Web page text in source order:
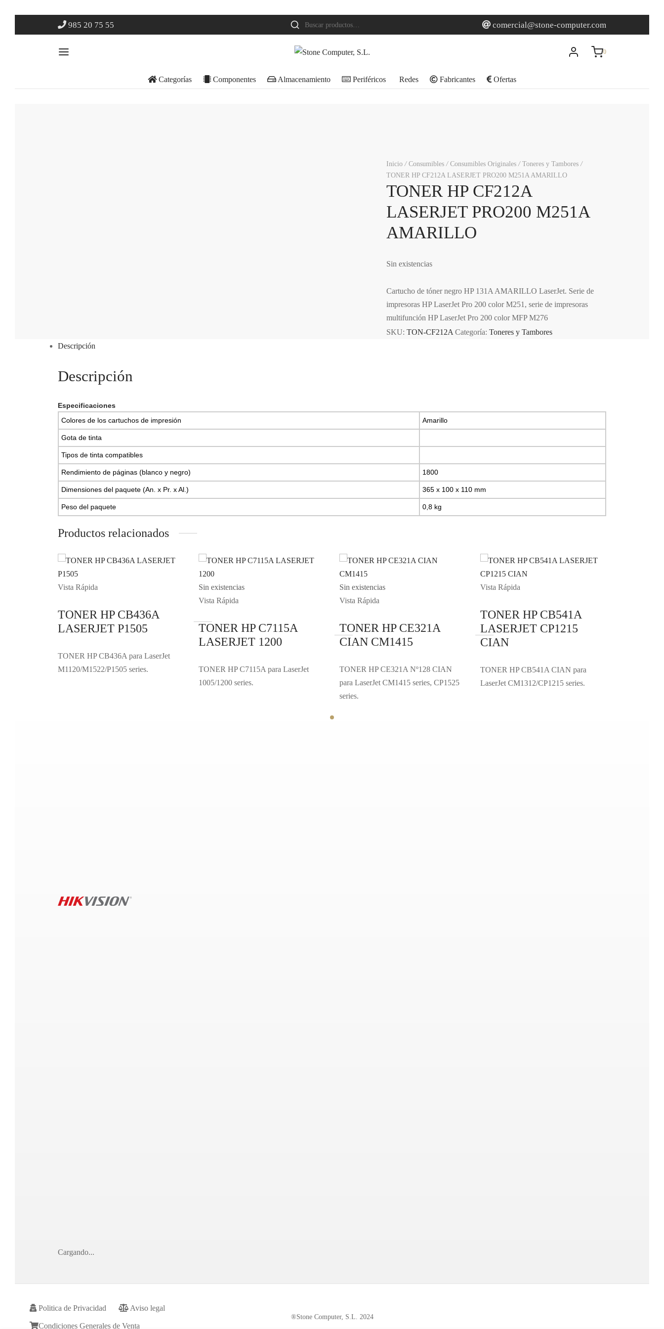
985 20 75 55 comercial@stone-computer.com
0
Categorías Componentes Almacenamiento Periféricos Redes Fabricantes Ofertas
Inicio / Consumibles / Consumibles Originales / Toneres y Tambores /
TONER HP CF212A LASERJET PRO200 M251A AMARILLO
TONER HP CF212A
LASERJET PRO200 M251A
AMARILLO
Sin existencias
Cartucho de tóner negro HP 131A AMARILLO LaserJet. Serie de
impresoras HP LaserJet Pro 200 color M251, serie de impresoras
multifunción HP LaserJet Pro 200 color MFP M276
SKU: TON-CF212A Categoría: Toneres y Tambores
Descripción
Descripción
Especificaciones
Colores de los cartuchos de impresión
Amarillo
Gota de tinta
Tipos de tinta compatibles
Rendimiento de páginas (blanco y negro) 1800
Dimensiones del paquete (An. x Pr. x Al.) 365 x 100 x 110 mm
Peso del paquete 0,8 kg
Productos relacionados
Vista Rápida
TONER HP CB436A
LASERJET P1505
TONER HP CB436A para LaserJet
M1120/M1522/P1505 series.
Sin existencias
Vista Rápida
TONER HP C7115A
LASERJET 1200
TONER HP C7115A para LaserJet
1005/1200 series.
Sin existencias
Vista Rápida
TONER HP CE321A
CIAN CM1415
TONER HP CE321A Nº128 CIAN
para LaserJet CM1415 series, CP1525
series.
Vista Rápida
TONER HP CB541A
LASERJET CP1215
CIAN
TONER HP CB541A CIAN para
LaserJet CM1312/CP1215 series.
Cargando...
Politica de Privacidad Aviso legal
Condiciones Generales de Venta
®Stone Computer, S.L. 2024
Carrito0
No hay productos en el carrito.